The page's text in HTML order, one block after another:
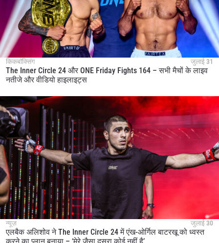
किकबॉक्सिंग जुलाई 31
The Inner Circle 24 और ONE Friday Fights 164 – सभी मैचों के लाइव
नतीजे और वीडियो हाइलाइट्स
न्यूज़ जुलाई 30
एलबैक अलिशोव ने The Inner Circle 24 में एंख-ओर्गिल बाटरखू को ध्वस्त